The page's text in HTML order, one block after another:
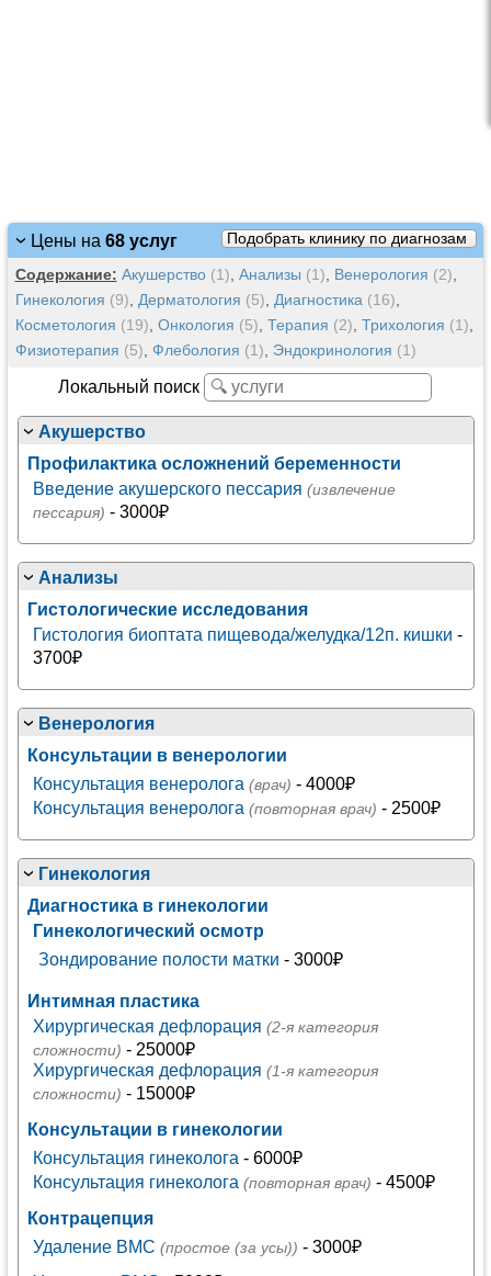
Цены на 68 услуг Подобрать клинику по диагнозам
Содержание: Акушерство (1) Анализы (1) Венерология (2)
Гинекология (9) Дерматология (5) Диагностика (16)
Косметология (19) Онкология (5) Терапия (2) Трихология (1)
Физиотерапия (5) Флебология (1) Эндокринология (1)
Локальный поиск
Акушерство
Профилактика осложнений беременности
Введение акушерского пессария (извлечение
пессария) - 3000₽
Анализы
Гистологические исследования
Гистология биоптата пищевода/желудка/12п. кишки -
3700₽
Венерология
Консультации в венерологии
Консультация венеролога (врач) - 4000₽
Консультация венеролога (повторная врач) - 2500₽
Гинекология
Диагностика в гинекологии
Гинекологический осмотр
Зондирование полости матки - 3000₽
Интимная пластика
Хирургическая дефлорация (2-я категория
сложности) - 25000₽
Хирургическая дефлорация (1-я категория
сложности) - 15000₽
Консультации в гинекологии
Консультация гинеколога - 6000₽
Консультация гинеколога (повторная врач) - 4500₽
Контрацепция
Удаление ВМС (простое (за усы)) - 3000₽